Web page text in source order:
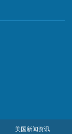
美国新闻资讯